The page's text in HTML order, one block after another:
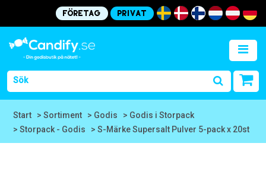
Företag Privat
Start > Sortiment > Godis
> Godis i Storpack
> Storpack - Godis
> S-Märke Supersalt Pulver 5-pack x 20st